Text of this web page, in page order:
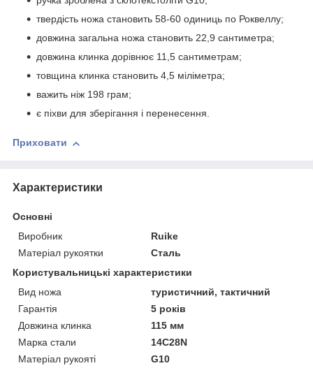
твердість ножа становить 58-60 одиниць по Роквеллу;
довжина загальна ножа становить 22,9 сантиметра;
довжина клинка дорівнює 11,5 сантиметрам;
товщина клинка становить 4,5 міліметра;
важить ніж 198 грам;
є піхви для зберігання і перенесення.
Приховати
Характеристики
Основні
Виробник
Ruike
Матеріал рукоятки
Сталь
Користувальницькі характеристики
Вид ножа
туристичний, тактичний
Гарантія
5 років
Довжина клинка
115 мм
Марка стали
14С28N
Матеріал рукояті
G10